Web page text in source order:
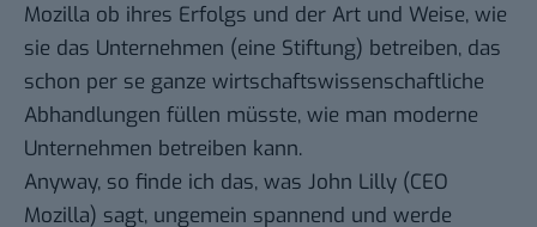
Mozilla ob ihres Erfolgs und der Art und Weise, wie
sie das Unternehmen (eine Stiftung) betreiben, das
schon per se ganze wirtschaftswissenschaftliche
Abhandlungen füllen müsste, wie man moderne
Unternehmen betreiben kann.
Anyway, so finde ich das, was John Lilly (CEO
Mozilla) sagt, ungemein spannend und werde